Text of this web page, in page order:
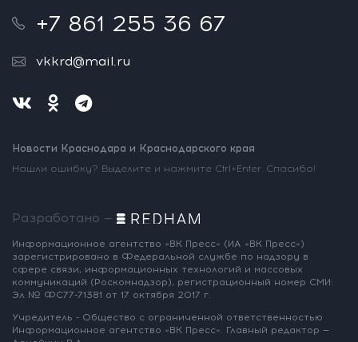
+7 861 255 36 67
vkkrd@mail.ru
Новости Краснодара и Краснодарского края
Нашли ошибку? Выделите и нажмите Ctrl+Enter. Спасибо!
Разработано —
Информационное агентство «ВК Пресс» (ИА «ВК Пресс»)
зарегистрировано в Федеральной службе по надзору в
сфере связи, информационных технологий и массовых
коммуникаций (Роскомнадзор), регистрационный номер СМИ:
Эл № ФС77-71381 от 17 октября 2017 г.
Учредитель - Общество с ограниченной ответственностью
Информационное агентство «ВК Пресс». Главный редактор —